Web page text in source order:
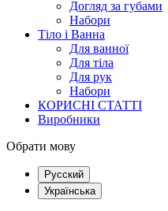
Догляд за губами
Набори
Тіло і Ванна
Для ванної
Для тіла
Для рук
Набори
КОРИСНІ СТАТТІ
Виробники
Обрати мову
Русский
Українська